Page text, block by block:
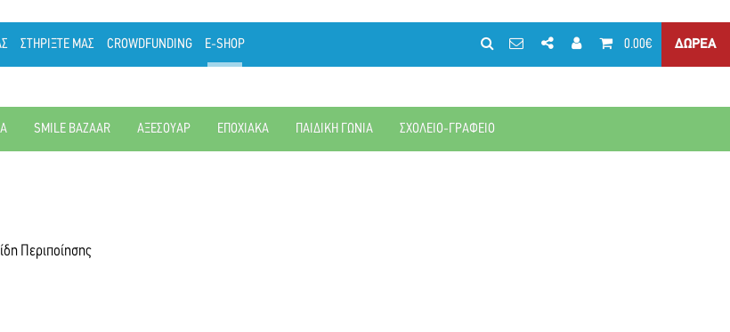
ΣΤΗΡΙΞΤΕ ΜΑΣ CROWDFUNDING E-SHOP 0.00€ ΔΩΡΕΑ
SMILE BAZAAR ΑΞΕΣΟΥΑΡ ΕΠΟΧΙΑΚΑ ΠΑΙΔΙΚΗ ΓΩΝΙΑ ΣΧΟΛΕΙΟ-ΓΡΑΦΕΙΟ
Περιποίησης